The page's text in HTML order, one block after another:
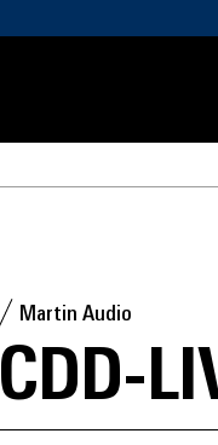
Martin Audio
CDD-